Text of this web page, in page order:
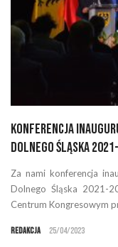
Konferencja
Dolnego Śląska
Za nami konferencja
Dolnego Śląska 2021-
Centrum Kongresowym
Redakcja 25/04/2023